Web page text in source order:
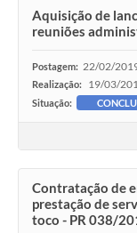
Aquisição de
reuniões
Postagem: 22/02/
Realização: 19/03/
Situação:
Contratação de
prestação de
toco - PR 038/